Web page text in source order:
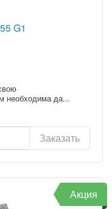
G1
необходима да...
Заказать
Акция